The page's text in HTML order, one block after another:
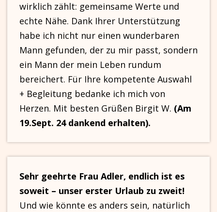
wirklich zählt: gemeinsame Werte und
echte Nähe. Dank Ihrer Unterstützung
habe ich nicht nur einen wunderbaren
Mann gefunden, der zu mir passt, sondern
ein Mann der mein Leben rundum
bereichert. Für Ihre kompetente Auswahl
+ Begleitung bedanke ich mich von
Herzen. Mit besten Grüßen Birgit W. (Am
19.Sept. 24 dankend erhalten).
Sehr geehrte Frau Adler, endlich ist es
soweit – unser erster Urlaub zu zweit!
Und wie könnte es anders sein, natürlich